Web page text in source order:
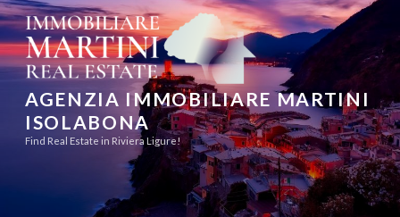
Aller
au
contenu
principal
AGENZIA IMMOBILIARE MARTINI
ISOLABONA
Find Real Estate in Riviera Ligure!